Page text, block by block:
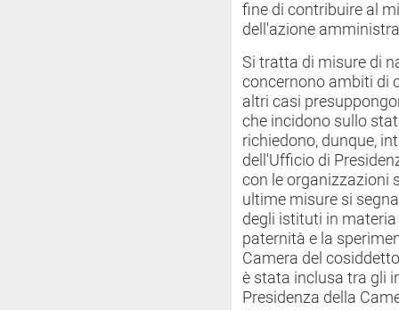
fine di contribuire al
dell'azione
Si tratta di misure di
concernono ambiti di
altri casi
che incidono sullo
richiedono, dunque,
dell'Ufficio di
con le organizzazioni
ultime misure si
degli istituti in
paternità e la
Camera del
è stata inclusa tra gli
Presidenza della